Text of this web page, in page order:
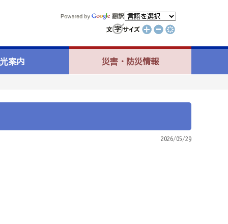
案内 災害・防災情報
2026/05/29